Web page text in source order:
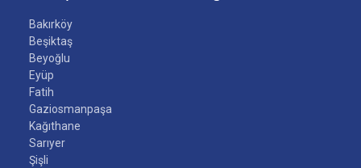
Bakırköy
Beşiktaş
Beyoğlu
Eyüp
Fatih
Gaziosmanpaşa
Kağıthane
Sarıyer
Şişli